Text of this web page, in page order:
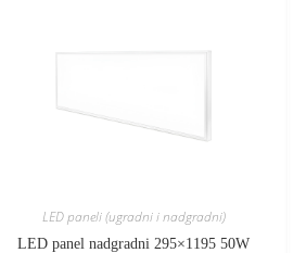
LED paneli (ugradni i nadgradni)
LED panel nadgradni 295×1195 50W